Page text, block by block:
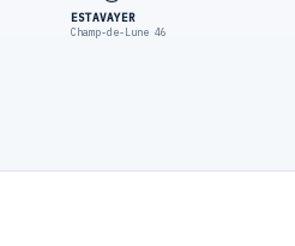
ESTAVAYER
Champ-de-Lune 46